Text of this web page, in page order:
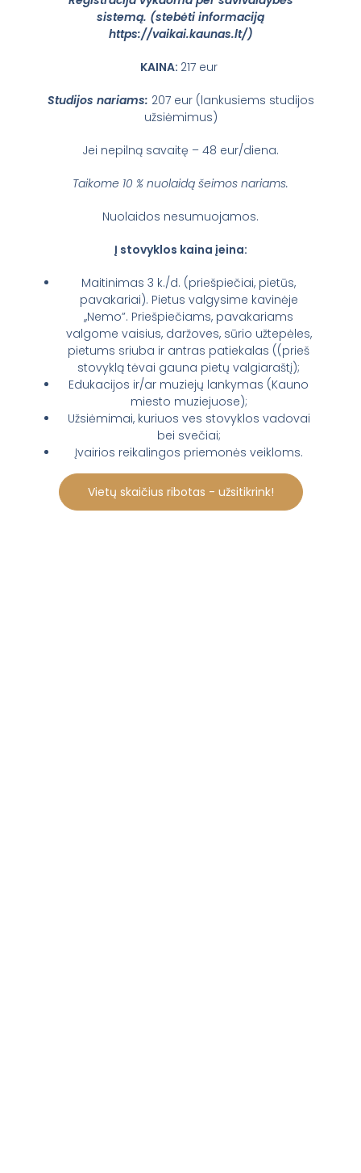
sistemą. (stebėti informaciją
https://vaikai.kaunas.lt/)
KAINA: 217 eur
Studijos nariams: 207 eur (lankusiems studijos
užsiėmimus)
Jei nepilną savaitę – 48 eur/diena.
Taikome 10 % nuolaidą šeimos nariams.
Nuolaidos nesumuojamos.
Į stovyklos kaina įeina:
Maitinimas 3 k./d. (priešpiečiai, pietūs,
pavakariai). Pietus valgysime kavinėje
,,Nemo”. Priešpiečiams, pavakariams
valgome vaisius, daržoves, sūrio užtepėles,
pietums sriuba ir antras patiekalas ((prieš
stovyklą tėvai gauna pietų valgiaraštį);
Edukacijos ir/ar muziejų lankymas (Kauno
miesto muziejuose);
Užsiėmimai, kuriuos ves stovyklos vadovai
bei svečiai;
Įvairios reikalingos priemonės veikloms.
Vietų skaičius ribotas - užsitikrink!